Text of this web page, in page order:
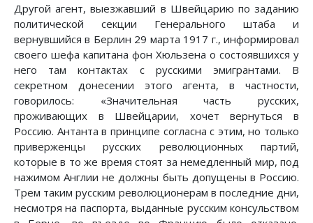
Другой агент, выезжавший в Швейцарию по заданию
политической секции Генерального штаба и
вернувшийся в Берлин 29 марта 1917 г., информировал
своего шефа капитана фон Хюльзена о состоявшихся у
него там контактах с русскими эмигрантами. В
секретном донесении этого агента, в частности,
говорилось: «Значительная часть русских,
проживающих в Швейцарии, хочет вернуться в
Россию. Антанта в принципе согласна с этим, но только
приверженцы русских революционных партий,
которые в то же время стоят за немедленный мир, под
нажимом Англии не должны быть допущены в Россию.
Трем таким русским революционерам в последние дни,
несмотря на паспорта, выданные русским консульством